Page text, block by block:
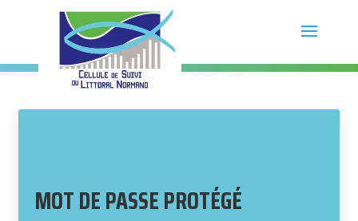
MOT DE PASSE PROTÉGÉ